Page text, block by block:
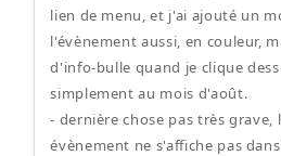
lien de menu, et j'ai ajouté un
l'évènement aussi, en couleur,
d'info-bulle quand je clique
simplement au mois d'août.
- dernière chose pas très grave,
évènement ne s'affiche pas